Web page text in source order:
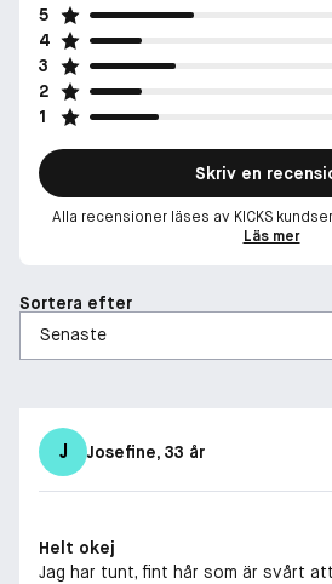
5
4
3
2
1
Skriv en
Alla recensioner läses av KICKS
Läs mer
Sortera efter
J Josefine, 33 år
Helt okej
Jag har tunt, fint hår som är svårt